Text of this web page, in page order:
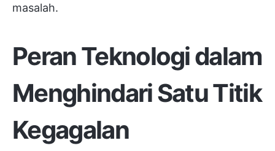
masalah.
Peran Teknologi dalam
Menghindari Satu Titik
Kegagalan